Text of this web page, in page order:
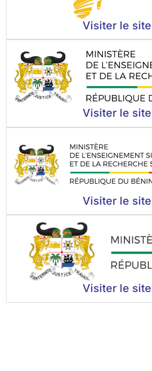
Visiter le
Visiter le
Visiter le
Visiter le